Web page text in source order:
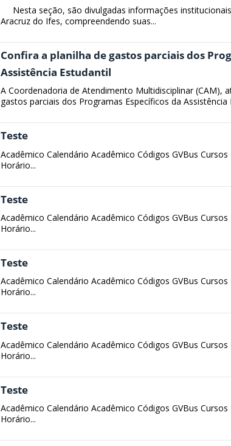
Nesta seção, são divulgadas informações
Aracruz do Ifes, compreendendo suas...
Confira a planilha de gastos parciais dos
Assistência Estudantil
A Coordenadoria de Atendimento Multidisciplinar (CAM),
gastos parciais dos Programas Específicos da Assistência
Teste
Acadêmico Calendário Acadêmico Códigos GVBus
Horário...
Teste
Acadêmico Calendário Acadêmico Códigos GVBus
Horário...
Teste
Acadêmico Calendário Acadêmico Códigos GVBus
Horário...
Teste
Acadêmico Calendário Acadêmico Códigos GVBus
Horário...
Teste
Acadêmico Calendário Acadêmico Códigos GVBus
Horário...